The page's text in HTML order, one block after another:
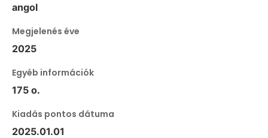
angol
Megjelenés éve
2025
Egyéb információk
175 o.
Kiadás pontos dátuma
2025.01.01